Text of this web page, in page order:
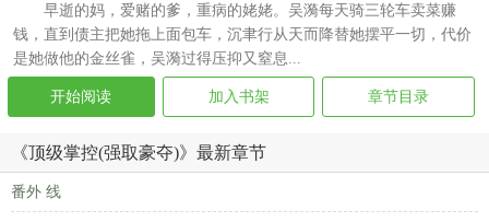
早逝的妈，爱赌的爹，重病的姥姥。吴漪每天骑三轮车卖菜赚
钱，直到债主把她拖上面包车，沉聿行从天而降替她摆平一切，代价
是她做他的金丝雀，吴漪过得压抑又窒息...
开始阅读 加入书架 章节目录
《顶级掌控(强取豪夺)》最新章节
番外 线